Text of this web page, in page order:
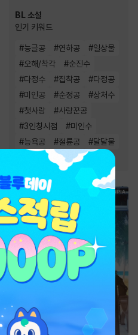
BL 소설
인기 키워드
#능글공 #연하공 #일상물
#오해/착각 #순진수
#다정수 #집착공 #다정공
#미인공 #순정공 #상처수
#첫사랑 #사랑꾼공
#3인칭시점 #미인수
#능욕공 #절륜공 #달달물
# 단정수